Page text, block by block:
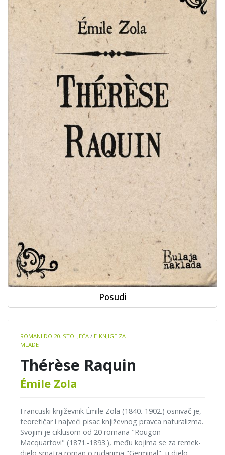
Thérèse
Raquin
details
ROMANI DO 20. STOLJEĆA / E-KNJIGE ZA
MLADE
Thérèse Raquin
Émile Zola
Francuski književnik Émile Zola (1840.-1902.) osnivač je,
teoretičar i najveći pisac književnog pravca naturalizma.
Svojim je ciklusom od 20 romana "Rougon-
Macquartovi" (1871.-1893.), među kojima se za remek-
Posudi